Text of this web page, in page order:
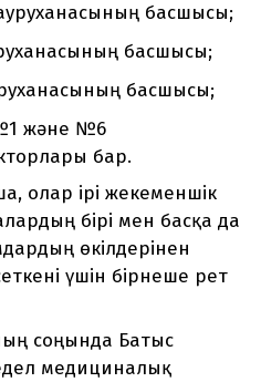
басшысы;
басшысы;
басшысы;
және №6
бар.
олар ірі жекеменшік
бірі мен басқа да
өкілдерінен
үшін бірнеше рет
соңында Батыс
медициналық